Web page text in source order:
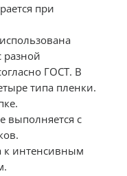
при
разной
ГОСТ. В
типа пленки.
выполняется с
к интенсивным